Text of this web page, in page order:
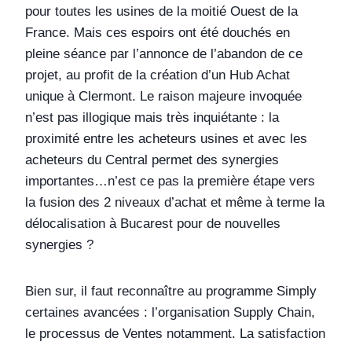
pour toutes les usines de la moitié Ouest de la
France. Mais ces espoirs ont été douchés en
pleine séance par l’annonce de l’abandon de ce
projet, au profit de la création d’un Hub Achat
unique à Clermont. Le raison majeure invoquée
n’est pas illogique mais très inquiétante : la
proximité entre les acheteurs usines et avec les
acheteurs du Central permet des synergies
importantes…n’est ce pas la première étape vers
la fusion des 2 niveaux d’achat et même à terme la
délocalisation à Bucarest pour de nouvelles
synergies ?
Bien sur, il faut reconnaître au programme Simply
certaines avancées : l’organisation Supply Chain,
le processus de Ventes notamment. La satisfaction